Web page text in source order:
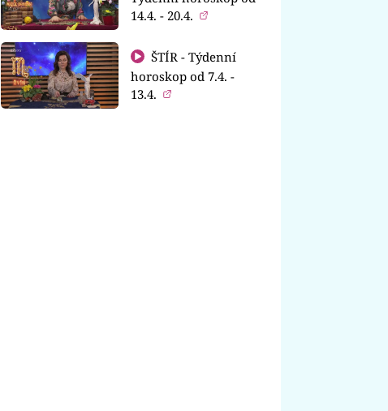
14.4. - 20.4.
ŠTÍR - Týdenní
horoskop od 7.4. -
13.4.